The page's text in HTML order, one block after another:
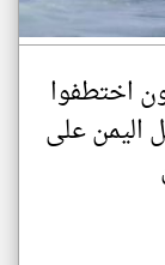
اختطفوا
اليمن على